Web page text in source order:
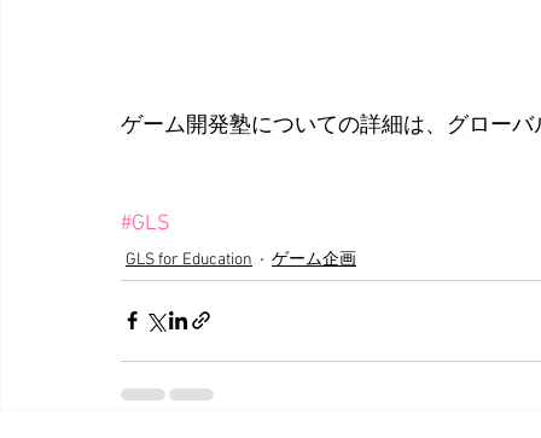
ゲーム開発塾についての詳細は、グロー
#GLS
GLS for Education ゲーム企画